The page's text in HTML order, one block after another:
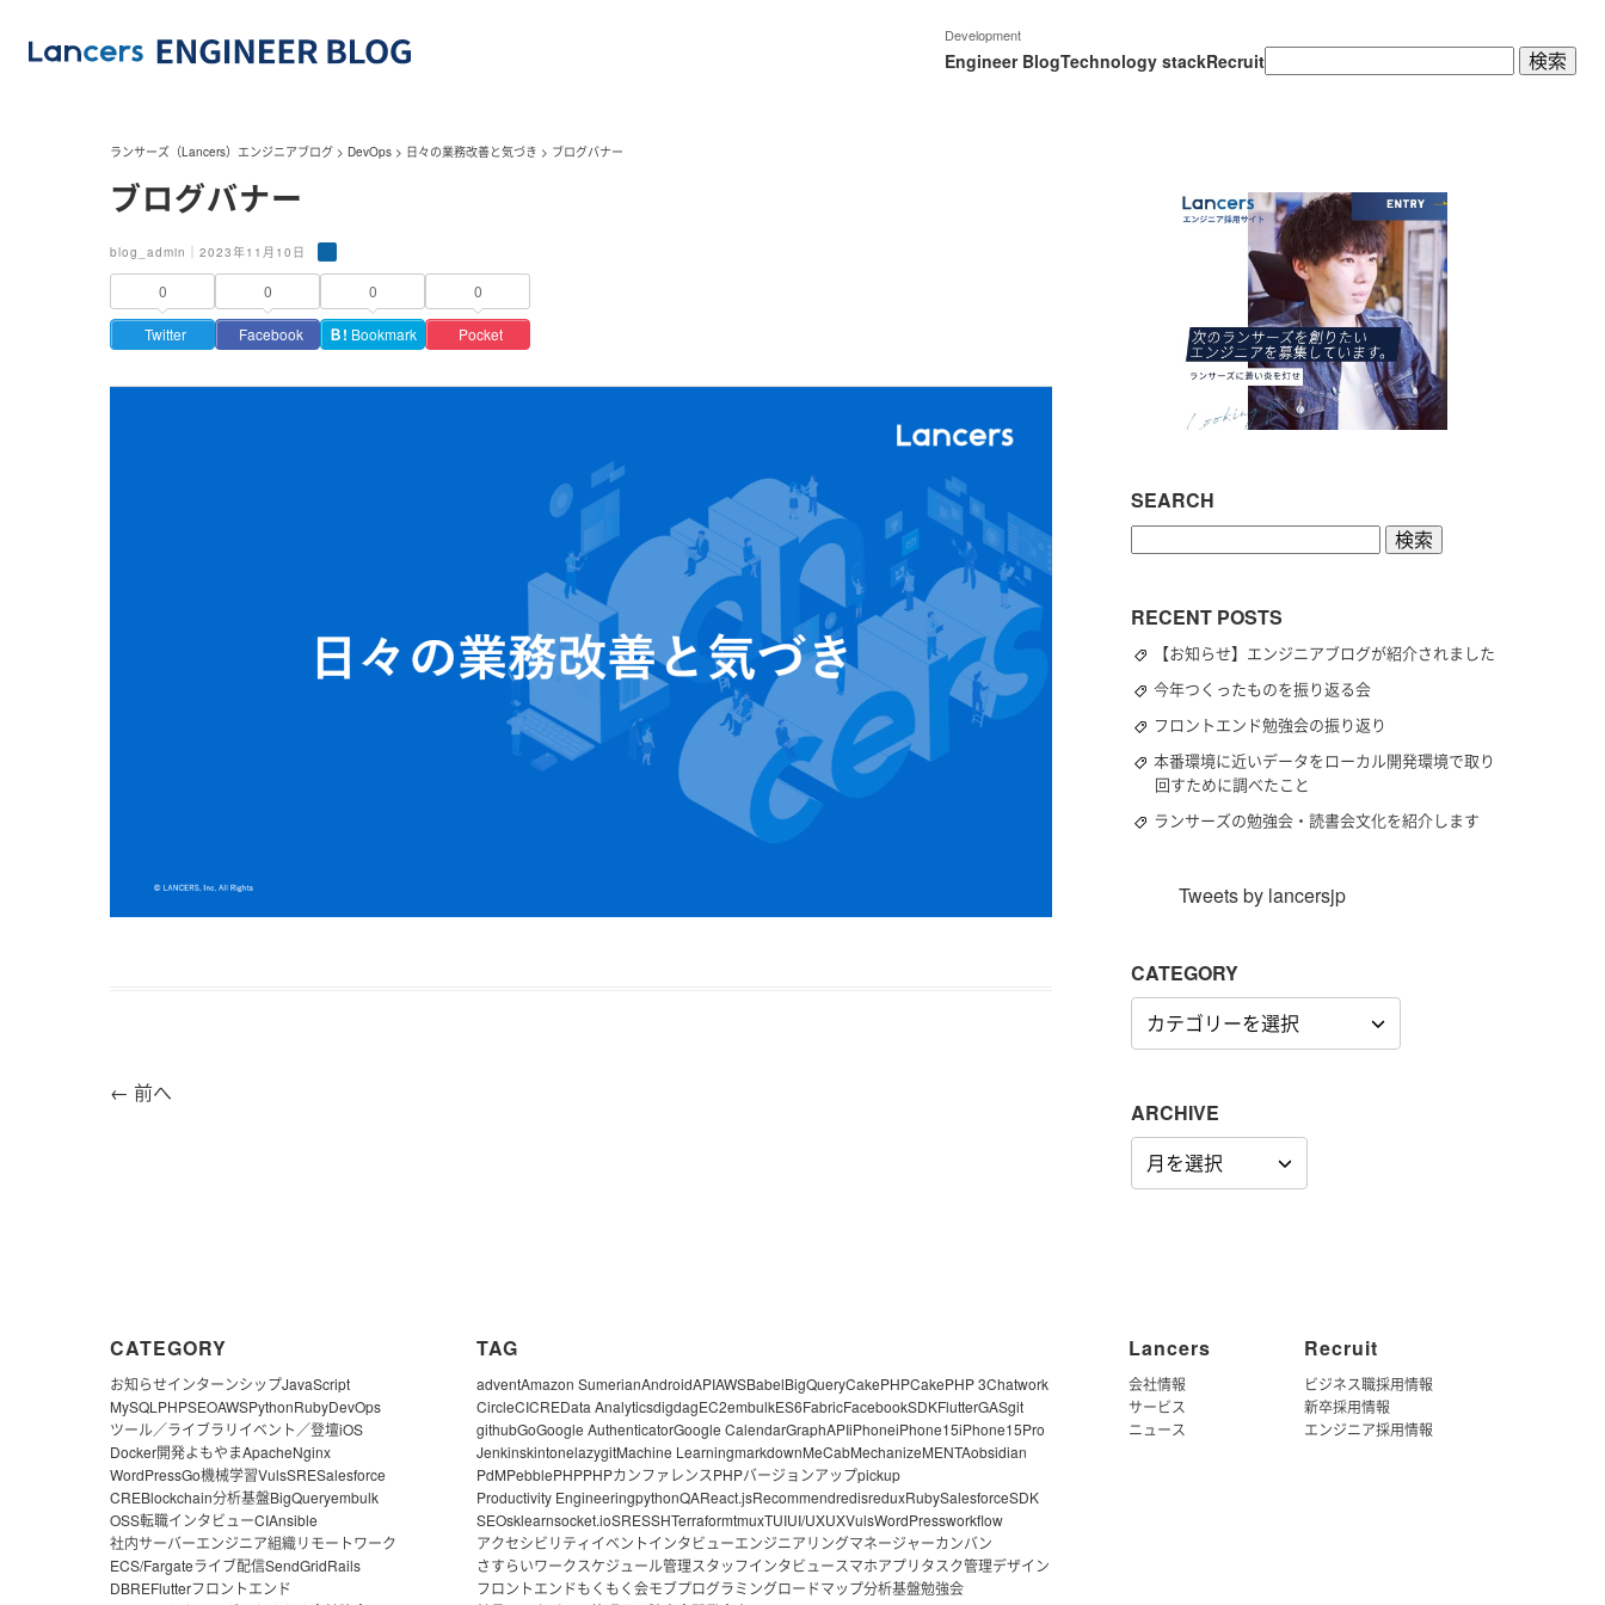
Development
Engineer BlogTechnology stackRecruit検
索:
ランサーズ（Lancers）エンジニアブログ > DevOps > 日々の業務改善と気づき > ブログバナー
ブログバナー
blog_admin｜2023年11月10日
0
Twitter
0
Facebook
0
Ｂ! Bookmark
0
Pocket
← 前へ
SEARCH
RECENT POSTS
【お知らせ】エンジニアブログが紹介されました
今年つくったものを振り返る会
フロントエンド勉強会の振り返り
本番環境に近いデータをローカル開発環境で取り
回すために調べたこと
ランサーズの勉強会・読書会文化を紹介します
Tweets by lancersjp
CATEGORY
CATEGORY
ARCHIVE
ARCHIVE
CATEGORY
お知らせインターンシップJavaScript
MySQL PHPSEOAWSPythonRubyDevOps
ツール／ライブラリイベント／登壇iOS
Docker開発よもやまApacheNginx
WordPressGo機械学習VulsSRESalesforce
CREBlockchain分析基盤BigQueryembulk
OSS転職インタビューCIAnsible
社内サーバーエンジニア組織リモートワーク
ECS/Fargateライブ配信SendGridRails
DBREFlutterフロントエンド
TAG
adventAmazon SumerianAndroidAPIAWSBabelBigQueryCakePHPCakePHP 3Chatwork
CircleCICREData AnalyticsdigdagEC2embulkES6FabricFacebookSDKFlutterGASgit
githubGoGoogle AuthenticatorGoogle CalendarGraphAPIiPhoneiPhone15iPhone15Pro
JenkinskintonelazygitMachine LearningmarkdownMeCabMechanizeMENTAobsidian
PdMPebblePHPPHPカンファレンスPHPバージョンアップpickup
Productivity EngineeringpythonQAReact.jsRecommendredisreduxRubySalesforceSDK
SEOsklearnsocket.ioSRESSHTerraformtmuxTUIUI/UXUXVulsWordPressworkflow
アクセシビリティ イベントインタビューエンジニアリングマネージャーカンバン
さすらいワークスケジュール管理スタッフインタビュースマホアプリタスク管理デザイン
フロントエンドもくもく会モブプログラミングロードマップ分析基盤勉強会
Lancers
会社情報
サービス
ニュース
Recruit
ビジネス職採用情報
新卒採用情報
エンジニア採用情報